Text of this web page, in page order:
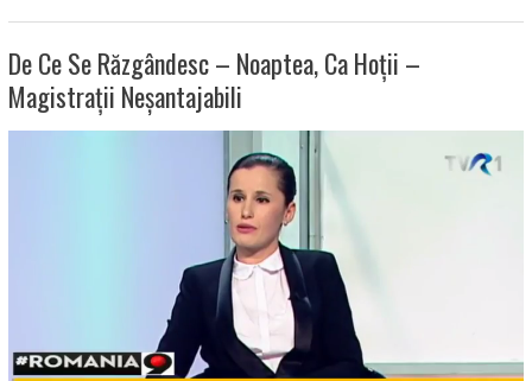
De Ce Se Răzgândesc – Noaptea, Ca Hoții –
Magistrații Neșantajabili